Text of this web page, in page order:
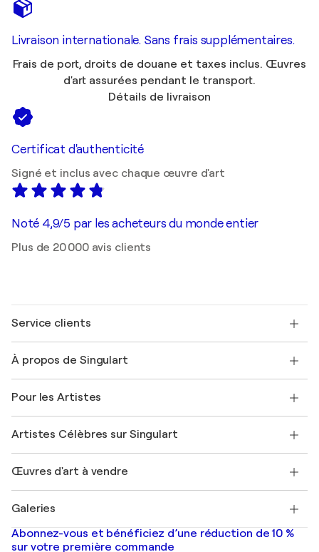
Livraison internationale. Sans frais supplémentaires.
Frais de port, droits de douane et taxes inclus. Œuvres
d'art assurées pendant le transport.
Détails de livraison
Certificat d'authenticité
Signé et inclus avec chaque œuvre d'art
Noté 4,9/5 par les acheteurs du monde entier
Plus de 20 000 avis clients
Service clients
Expédition
Offrir une carte cadeau
Rejoignez notre programme commercial
Mon compte
+33 1 76 44 06 42
À propos de Singulart
FAQ
Magazine Singulart
Emplois
Découvrez une sélection d'art original
Pour les Artistes
Se connecter en tant qu'Artiste
Artistes Célèbres sur Singulart
Marc Chagall
Banksy
Mr. Brainwash
Shepard Fairey
Œuvres d'art à vendre
Tableaux abstraits à vendre
Peintures de paysage
Galeries
Galeries d'art en France
Galeries d'art en Belgique
Abonnez-vous et bénéficiez d’une réduction de 10 %
sur votre première commande